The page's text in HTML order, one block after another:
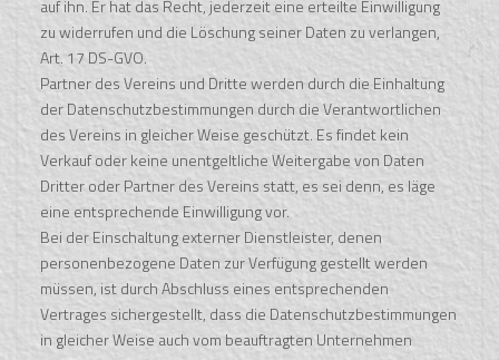
auf ihn. Er hat das Recht, jederzeit eine erteilte Einwilligung
zu widerrufen und die Löschung seiner Daten zu verlangen,
Art. 17 DS-GVO.
Partner des Vereins und Dritte werden durch die Einhaltung
der Datenschutzbestimmungen durch die Verantwortlichen
des Vereins in gleicher Weise geschützt. Es findet kein
Verkauf oder keine unentgeltliche Weitergabe von Daten
Dritter oder Partner des Vereins statt, es sei denn, es läge
eine entsprechende Einwilligung vor.
Bei der Einschaltung externer Dienstleister, denen
personenbezogene Daten zur Verfügung gestellt werden
müssen, ist durch Abschluss eines entsprechenden
Vertrages sichergestellt, dass die Datenschutzbestimmungen
in gleicher Weise auch vom beauftragten Unternehmen